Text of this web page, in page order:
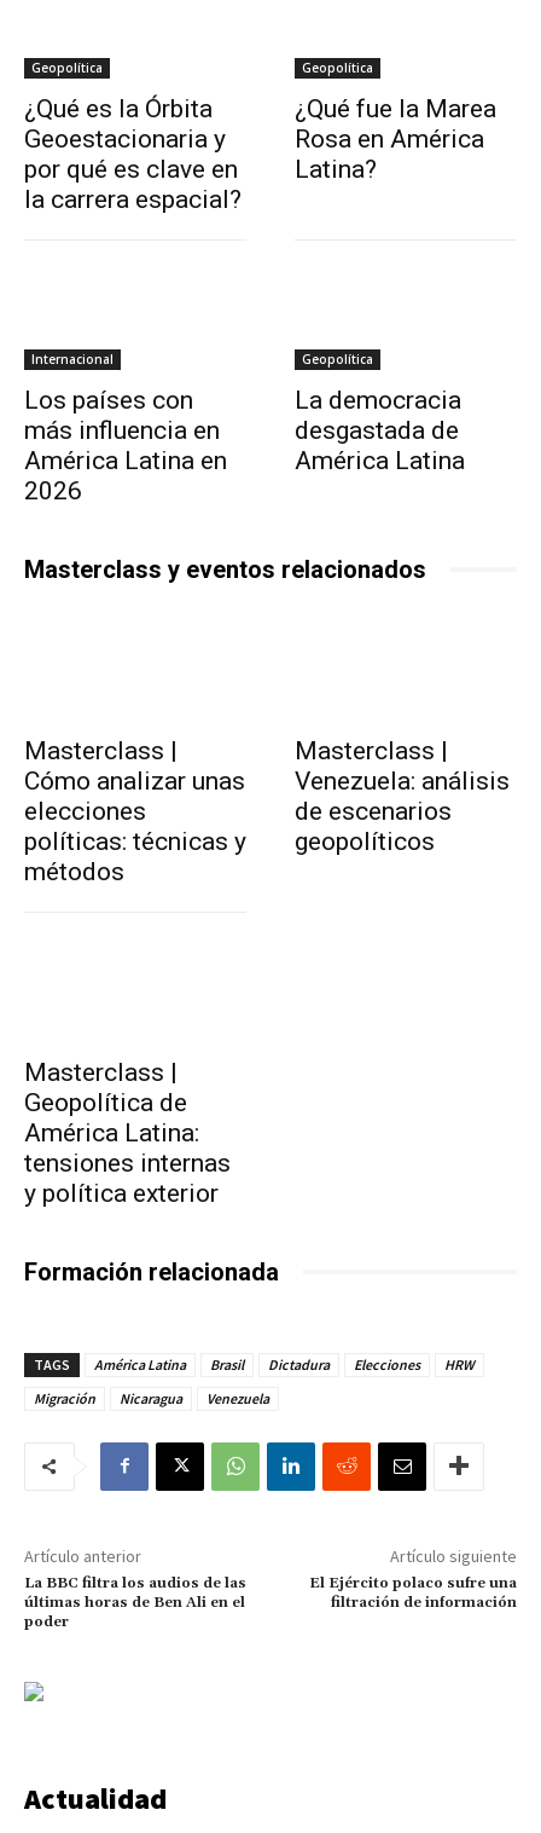
Geopolítica
¿Qué es la Órbita
Geoestacionaria y
por qué es clave en
la carrera espacial?
Geopolítica
¿Qué fue la Marea
Rosa en América
Latina?
Internacional
Los países con
más influencia en
América Latina en
2026
Geopolítica
La democracia
desgastada de
América Latina
Masterclass y eventos relacionados
Masterclass |
Cómo analizar unas
elecciones
políticas: técnicas y
métodos
Masterclass |
Venezuela: análisis
de escenarios
geopolíticos
Masterclass |
Geopolítica de
América Latina:
tensiones internas
y política exterior
Formación relacionada
TAGS América Latina Brasil Dictadura Elecciones
HRW
Migración
Nicaragua Venezuela
Artículo anterior
La BBC filtra los audios de las
últimas horas de Ben Ali en el
poder
Artículo siguiente
El Ejército polaco sufre una
filtración de información
Actualidad